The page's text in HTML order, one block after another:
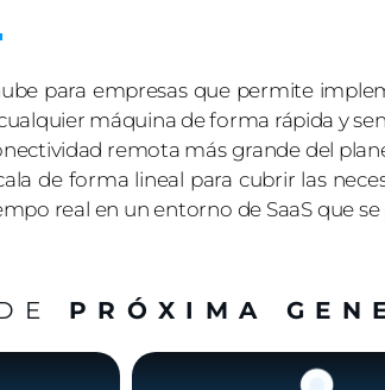
para empresas que permite
máquina de forma rápida y
remota más grande del
de forma lineal para cubrir las
real en un entorno de SaaS que
PRÓXIMA